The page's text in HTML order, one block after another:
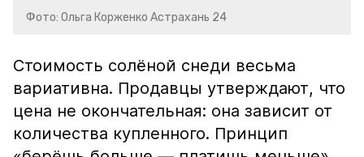
Фото: Ольга Корженко Астрахань 24
Стоимость солёной снеди весьма
вариативна. Продавцы утверждают, что
цена не окончательная: она зависит от
количества купленного. Принцип